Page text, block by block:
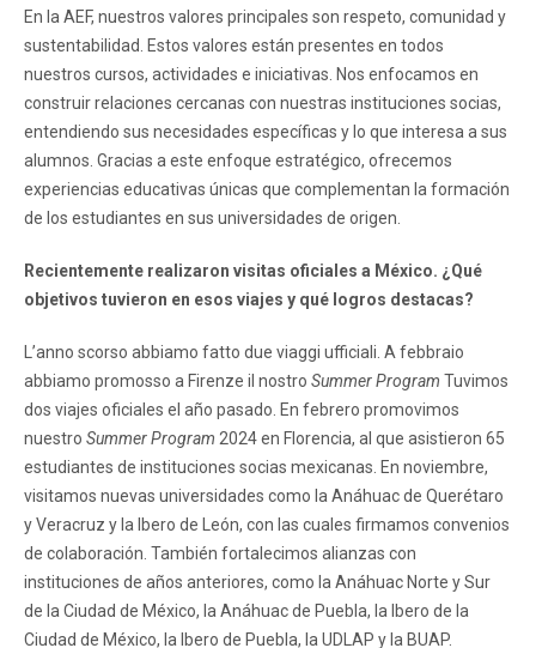
En la AEF, nuestros valores principales son respeto, comunidad y
sustentabilidad. Estos valores están presentes en todos
nuestros cursos, actividades e iniciativas. Nos enfocamos en
construir relaciones cercanas con nuestras instituciones socias,
entendiendo sus necesidades específicas y lo que interesa a sus
alumnos. Gracias a este enfoque estratégico, ofrecemos
experiencias educativas únicas que complementan la formación
de los estudiantes en sus universidades de origen.
Recientemente realizaron visitas oficiales a México. ¿Qué
objetivos tuvieron en esos viajes y qué logros destacas?
L’anno scorso abbiamo fatto due viaggi ufficiali. A febbraio
abbiamo promosso a Firenze il nostro Summer Program Tuvimos
dos viajes oficiales el año pasado. En febrero promovimos
nuestro Summer Program 2024 en Florencia, al que asistieron 65
estudiantes de instituciones socias mexicanas. En noviembre,
visitamos nuevas universidades como la Anáhuac de Querétaro
y Veracruz y la Ibero de León, con las cuales firmamos convenios
de colaboración. También fortalecimos alianzas con
instituciones de años anteriores, como la Anáhuac Norte y Sur
de la Ciudad de México, la Anáhuac de Puebla, la Ibero de la
Ciudad de México, la Ibero de Puebla, la UDLAP y la BUAP.